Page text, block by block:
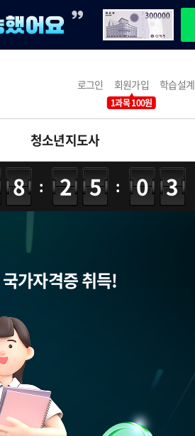
로그인 회원가입
1과목 100원
학습설계
청소년지도사
: 25: 02
가자격증 취득!